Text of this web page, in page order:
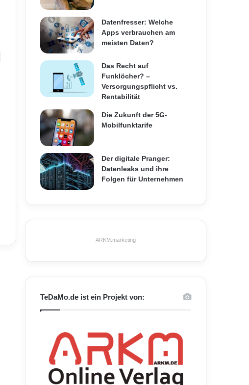
Datenfresser: Welche
Apps verbrauchen am
meisten Daten?
Das Recht auf
Funklöcher? –
Versorgungspflicht vs.
Rentabilität
Die Zukunft der 5G-
Mobilfunktarife
Der digitale Pranger:
Datenleaks und ihre
Folgen für Unternehmen
ARKM.marketing
TeDaMo.de ist ein Projekt von: